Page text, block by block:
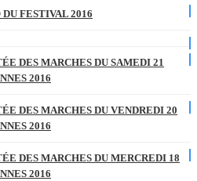
FESTIVAL 2016
DES MARCHES DU SAMEDI 21
2016
DES MARCHES DU VENDREDI 20
2016
DES MARCHES DU MERCREDI 18
2016